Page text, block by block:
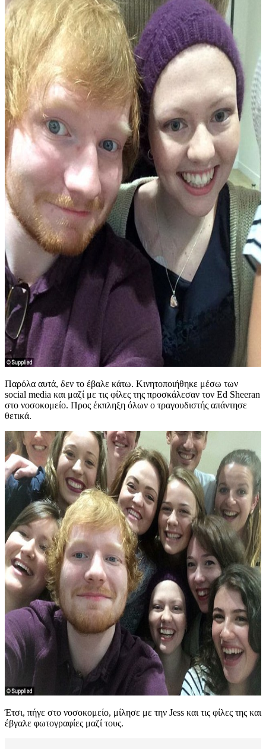
Παρόλα αυτά, δεν το έβαλε κάτω. Κινητοποιήθηκε μέσω των
social media και μαζί με τις φίλες της προσκάλεσαν τον Ed Sheeran
στο νοσοκομείο. Προς έκπληξη όλων ο τραγουδιστής απάντησε
θετικά.
Έτσι, πήγε στο νοσοκομείο, μίλησε με την Jess και τις φίλες της και
έβγαλε φωτογραφίες μαζί τους.